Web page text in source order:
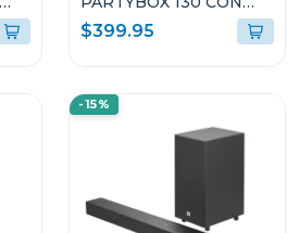
200W Y RESISTENTE A
SALPICADURAS
$399.95
-15%